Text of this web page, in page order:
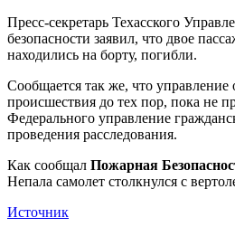
Пресс-секретарь Техасского
безопасности заявил, что двое
находились на борту, погибли.
Сообщается так же, что управление
происшествия до тех пор, пока не
Федерального управление
проведения расследования.
Как сообщал Пожарная
Непала самолет столкнулся с
Источник